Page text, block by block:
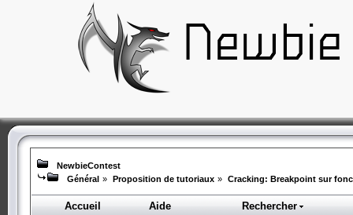
NewbieContest
Général » Proposition de tutoriaux » Cracking: Breakpoint sur
Accueil Aide Rechercher